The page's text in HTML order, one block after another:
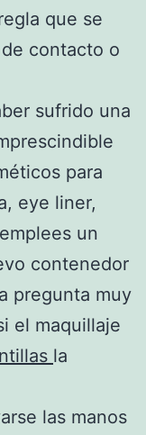
que se
contacto o
sufrido una
para
eye liner,
un
contenedor
pregunta muy
el maquillaje
la
las manos